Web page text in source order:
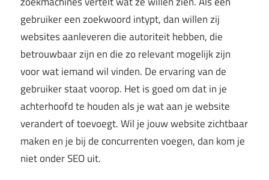
gebruiker een zoekwoord intypt, dan willen zij
websites aanleveren die autoriteit hebben, die
betrouwbaar zijn en die zo relevant mogelijk zijn
voor wat iemand wil vinden. De ervaring van de
gebruiker staat voorop. Het is goed om dat in je
achterhoofd te houden als je wat aan je website
verandert of toevoegt. Wil je jouw website zichtbaar
maken en je bij de concurrenten voegen, dan kom je
niet onder SEO uit.